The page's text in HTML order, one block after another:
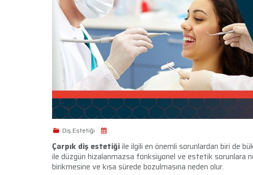
Diş Estetiği
Çarpık diş estetiğiile ilgili en önemli sorunlardan biri de
ile düzgün hizalanmazsa fonksiyonel ve estetik sorunlara
birikmesine ve kısa sürede bozulmasına neden olur.